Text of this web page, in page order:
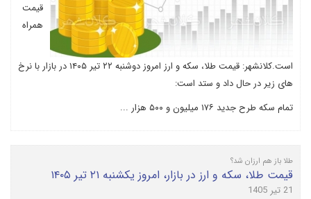
قیمت
همراه
است.کلانشهر: قیمت طلا، سکه و ارز امروز دوشنبه ۲۲ تیر ۱۴۰۵ در بازار با نرخ
های زیر در حال داد و ستد است:
تمام سکه طرح جدید ۱۷۶ میلیون و ۵۰۰ هزار ...
طلا باز هم ارزان شد؟
قیمت طلا، سکه و ارز در بازار، امروز یکشنبه ۲۱ تیر ۱۴۰۵
21 تیر 1405